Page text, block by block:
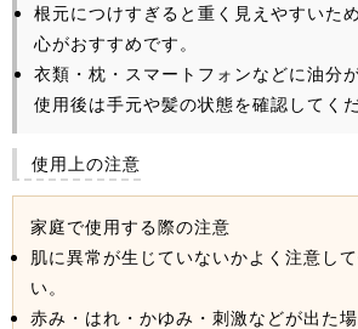
根元につけすぎると重く見えやすいた
心がおすすめです。
衣類・枕・スマートフォンなどに油分
使用後は手元や髪の状態を確認してくだ
使用上の注意
家庭で使用する際の注意
肌に異常が生じていないかよく注意し
い。
赤み・はれ・かゆみ・刺激などが出た